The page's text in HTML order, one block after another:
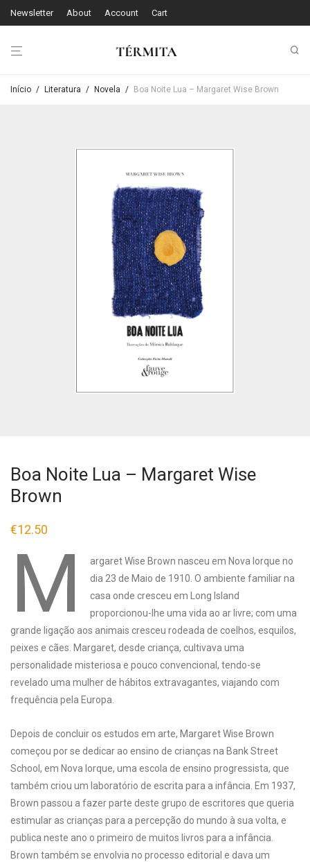
Newsletter About Account Cart
Início / Literatura / Novela / Boa Noite Lua – Margaret Wise Brown
Boa Noite Lua – Margaret Wise
Brown
€12.50
M
argaret Wise Brown nasceu em Nova Iorque no
dia 23 de Maio de 1910. O ambiente familiar na
casa onde cresceu em Long Island
proporcionou-lhe uma vida ao ar livre; com uma
grande ligação aos animais cresceu rodeada de coelhos, esquilos,
peixes e cães. Margaret, desde criança, cultivava uma
personalidade misteriosa e pouco convencional, tendo-se
revelado uma mulher de hábitos extravagantes, viajando com
frequência pela Europa.
Depois de concluir os estudos em arte, Margaret Wise Brown
começou por se dedicar ao ensino de crianças na Bank Street
School, em Nova Iorque, uma escola de ensino progressista, que
também criou um laboratório de escrita para a infância. Em 1937,
Brown passou a fazer parte deste grupo de escritores que queria
estimular as crianças para a percepção do mundo à sua volta, e
publica neste ano o primeiro de muitos livros para a infância.
Brown também se envolvia no processo editorial e dava um